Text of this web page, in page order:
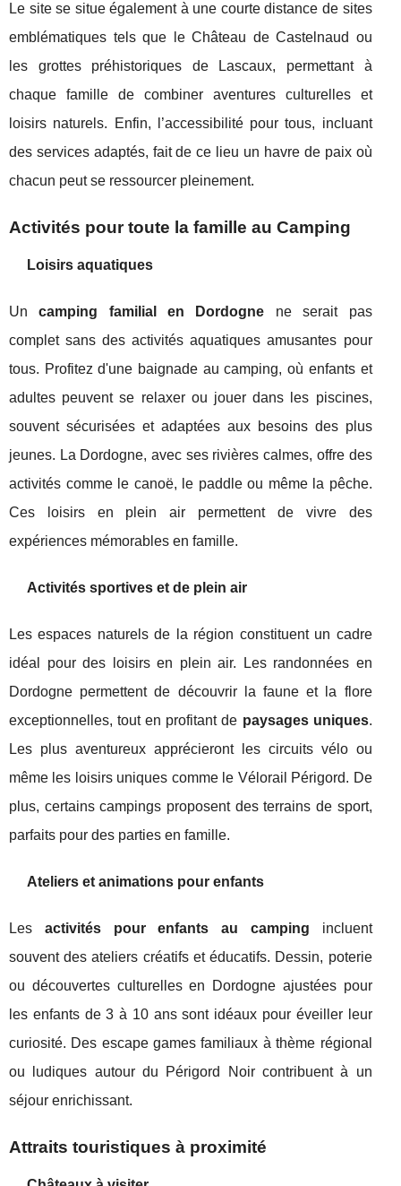
Le site se situe également à une courte distance de sites
emblématiques tels que le Château de Castelnaud ou
les grottes préhistoriques de Lascaux, permettant à
chaque famille de combiner aventures culturelles et
loisirs naturels. Enfin, l’accessibilité pour tous, incluant
des services adaptés, fait de ce lieu un havre de paix où
chacun peut se ressourcer pleinement.
Activités pour toute la famille au Camping
Loisirs aquatiques
Uncamping familial en Dordogne ne serait pas
complet sans des activités aquatiques amusantes pour
tous. Profitez d'une baignade au camping, où enfants et
adultes peuvent se relaxer ou jouer dans les piscines,
souvent sécurisées et adaptées aux besoins des plus
jeunes. La Dordogne, avec ses rivières calmes, offre des
activités comme le canoë, le paddle ou même la pêche.
Ces loisirs en plein air permettent de vivre des
expériences mémorables en famille.
Activités sportives et de plein air
Les espaces naturels de la région constituent un cadre
idéal pour des loisirs en plein air. Les randonnées en
Dordogne permettent de découvrir la faune et la flore
exceptionnelles, tout en profitant de paysages uniques.
Les plus aventureux apprécieront les circuits vélo ou
même les loisirs uniques comme le Vélorail Périgord. De
plus, certains campings proposent des terrains de sport,
parfaits pour des parties en famille.
Ateliers et animations pour enfants
Les activités pour enfants au camping incluent
souvent des ateliers créatifs et éducatifs. Dessin, poterie
ou découvertes culturelles en Dordogne ajustées pour
les enfants de 3 à 10 ans sont idéaux pour éveiller leur
curiosité. Des escape games familiaux à thème régional
ou ludiques autour du Périgord Noir contribuent à un
séjour enrichissant.
Attraits touristiques à proximité